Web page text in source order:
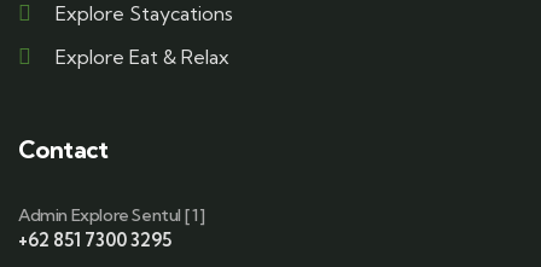
Explore Staycations
Explore Eat & Relax
Contact
Admin Explore Sentul [ 1 ]
+62 851 7300 3295